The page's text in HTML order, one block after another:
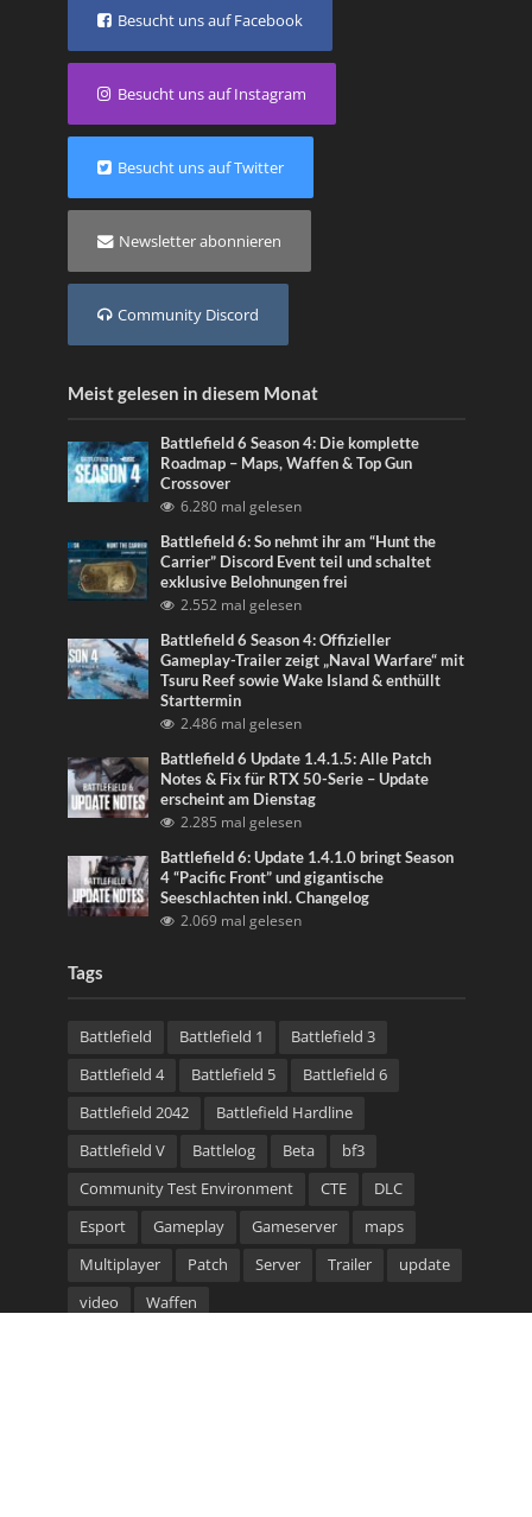
Besucht uns auf Facebook
Besucht uns auf Instagram
Besucht uns auf Twitter
Newsletter abonnieren
Community Discord
Meist gelesen in diesem Monat
Battlefield 6 Season 4: Die komplette
Roadmap – Maps, Waffen & Top Gun
Crossover
6.280 mal gelesen
Battlefield 6: So nehmt ihr am “Hunt the
Carrier” Discord Event teil und schaltet
exklusive Belohnungen frei
2.552 mal gelesen
Battlefield 6 Season 4: Offizieller
Gameplay-Trailer zeigt „Naval Warfare“ mit
Tsuru Reef sowie Wake Island & enthüllt
Starttermin
2.486 mal gelesen
Battlefield 6 Update 1.4.1.5: Alle Patch
Notes & Fix für RTX 50-Serie – Update
erscheint am Dienstag
2.285 mal gelesen
Battlefield 6: Update 1.4.1.0 bringt Season
4 “Pacific Front” und gigantische
Seeschlachten inkl. Changelog
2.069 mal gelesen
Tags
Battlefield Battlefield 1
Battlefield 3
Battlefield 4
Battlefield 5
Battlefield 6
Battlefield 2042
Battlefield Hardline
Battlefield V
Battlelog Beta
bf3
Community Test Environment
CTE
DLC
Esport
Gameplay Gameserver
maps
Multiplayer
Patch Server Trailer
update
video
Waffen